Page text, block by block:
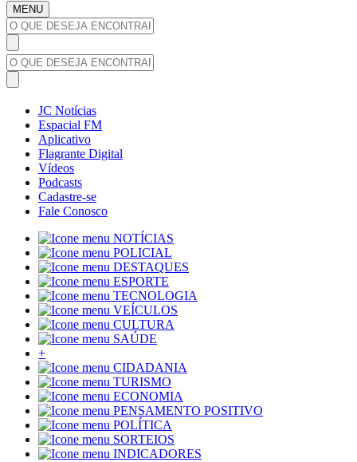
MENU
JC Notícias
Espacial FM
Aplicativo
Flagrante Digital
Vídeos
Podcasts
Cadastre-se
Fale Conosco
NOTÍCIAS
POLICIAL
DESTAQUES
ESPORTE
TECNOLOGIA
VEÍCULOS
CULTURA
SAÚDE
+
CIDADANIA
TURISMO
ECONOMIA
PENSAMENTO POSITIVO
POLÍTICA
SORTEIOS
INDICADORES